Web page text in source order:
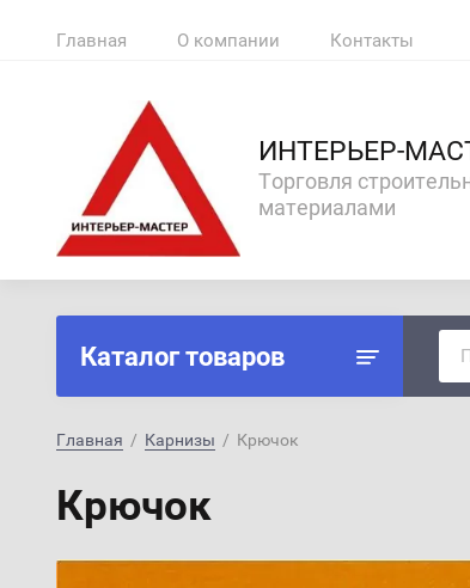
Главная О компании Контакты
ИНТЕРЬЕР-
Торговля
материалами
Каталог товаров
Главная
  /
Карнизы
  /  Крючок
Крючок